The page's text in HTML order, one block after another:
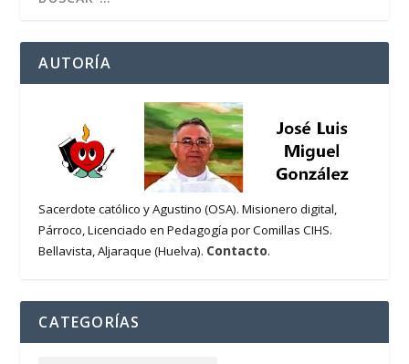
AUTORÍA
Sacerdote católico y Agustino (OSA). Misionero digital,
Párroco, Licenciado en Pedagogía por Comillas CIHS.
Bellavista, Aljaraque (Huelva). Contacto.
CATEGORÍAS